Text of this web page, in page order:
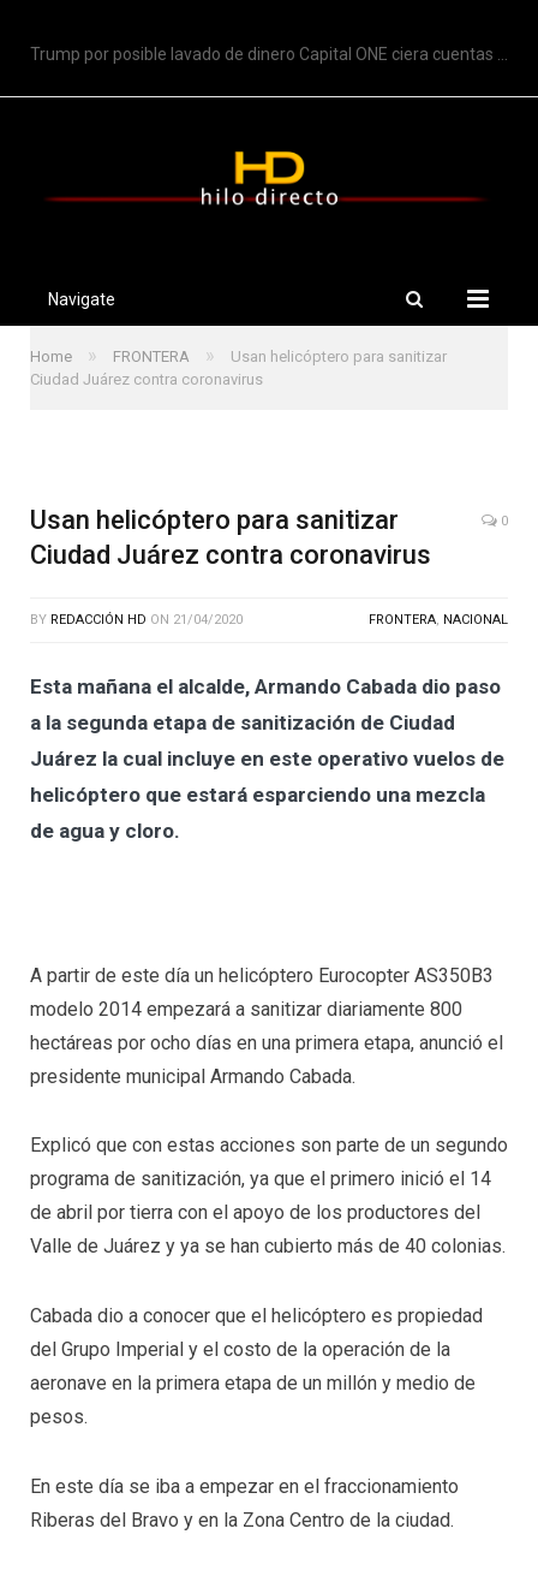
Trump por posible lavado de dinero Capital ONE ciera cuentas de Trump
Navigate
Home » FRONTERA »
Usan helicóptero para sanitizar
Ciudad Juárez contra coronavirus
Usan helicóptero para sanitizar
Ciudad Juárez contra coronavirus
0
BY REDACCIÓN HD ON 21/04/2020 FRONTERA, NACIONAL
Esta mañana el alcalde, Armando Cabada dio paso
a la segunda etapa de sanitización de Ciudad
Juárez la cual incluye en este operativo vuelos de
helicóptero que estará esparciendo una mezcla
de agua y cloro.
A partir de este día un helicóptero Eurocopter AS350B3
modelo 2014 empezará a sanitizar diariamente 800
hectáreas por ocho días en una primera etapa, anunció el
presidente municipal Armando Cabada.
Explicó que con estas acciones son parte de un segundo
programa de sanitización, ya que el primero inició el 14
de abril por tierra con el apoyo de los productores del
Valle de Juárez y ya se han cubierto más de 40 colonias.
Cabada dio a conocer que el helicóptero es propiedad
del Grupo Imperial y el costo de la operación de la
aeronave en la primera etapa de un millón y medio de
pesos.
En este día se iba a empezar en el fraccionamiento
Riberas del Bravo y en la Zona Centro de la ciudad.